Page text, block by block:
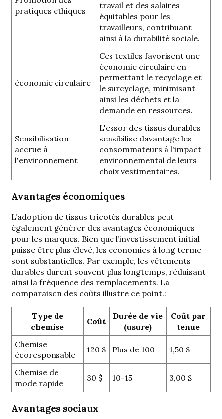
pratiques éthiques
travail et des salaires
équitables pour les
travailleurs, contribuant
ainsi à la durabilité sociale.
économie circulaire
Ces textiles favorisent une
économie circulaire en
permettant le recyclage et
le surcyclage, minimisant
ainsi les déchets et la
demande en ressources.
Sensibilisation
accrue à
l'environnement
L'essor des tissus durables
sensibilise davantage les
consommateurs à l'impact
environnemental de leurs
choix vestimentaires.
Avantages économiques
L’adoption de tissus tricotés durables peut
également générer des avantages économiques
pour les marques. Bien que l’investissement initial
puisse être plus élevé, les économies à long terme
sont substantielles. Par exemple, les vêtements
durables durent souvent plus longtemps, réduisant
ainsi la fréquence des remplacements. La
comparaison des coûts illustre ce point.:
Type de
chemise
Coût
Durée de vie
(usure)
Coût par
tenue
Chemise
écoresponsable
120 $ Plus de 100 1,50 $
Chemise de
mode rapide
30 $ 10-15 3,00 $
Avantages sociaux